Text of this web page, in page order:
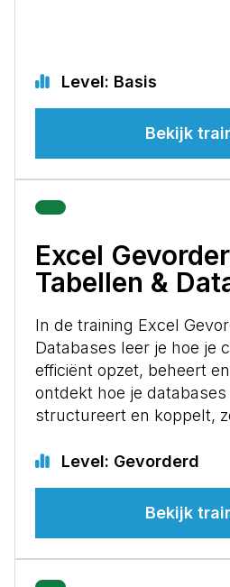
Level: Basis
Bekijk
Excel
Tabellen &
In de training Excel
Databases leer je hoe je
efficiënt opzet, beheert
ontdekt hoe je
structureert en koppelt,
Level: Gevorderd
Bekijk